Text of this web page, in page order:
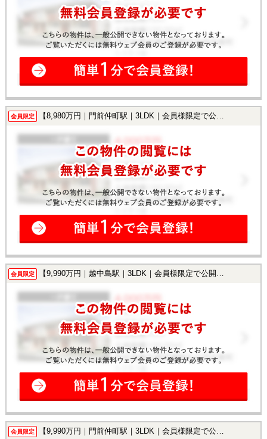
会員限定 【8,980万円｜門前仲町駅｜3LDK｜会員様限定で公開中！】
会員限定 【9,990万円｜越中島駅｜3LDK｜会員様限定で公開中！】
会員限定 【9,990万円｜門前仲町駅｜3LDK｜会員様限定で公開中！】